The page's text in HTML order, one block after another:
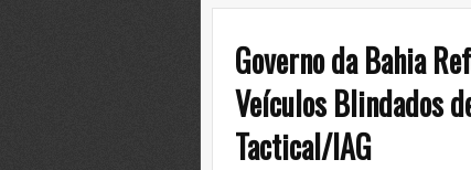
Governo da Bahia
Veículos Blindados
Tactical/IAG